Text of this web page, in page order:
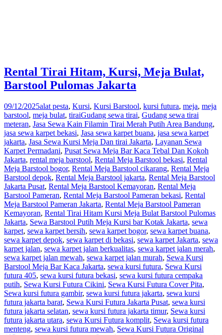
Rental Tirai Hitam, Kursi, Meja Bulat,
Barstool Pulomas Jakarta
09/12/2025alat pesta, Kursi, Kursi Barstool, kursi futura, meja, meja
barstool, meja bulat, tiraiGudang sewa tirai, Gudang sewa tirai
meteran, Jasa Sewa Kain Filamin Tirai Merah Putih Area Bandung,
jasa sewa karpet bekasi, Jasa sewa karpet buana, jasa sewa karpet
jakarta, Jasa Sewa Kursi Meja Dan tirai Jakarta, Layanan Sewa
Karpet Permadani, Pusat Sewa Meja Bar Kaca Tebal Dan Kokoh
Jakarta, rental meja barstool, Rental Meja Barstool bekasi, Rental
Meja Barstool bogor, Rental Meja Barstool cikarang, Rental Meja
Barstool depok, Rental Meja Barstool jakarta, Rental Meja Barstool
Jakarta Pusat, Rental Meja Barstool Kemayoran, Rental Meja
Barstool Pameran, Rental Meja Barstool Pameran bekasi, Rental
Meja Barstool Pameran Jakarta, Rental Meja Barstool Pameran
Kemayoran, Rental Tirai Hitam Kursi Meja Bulat Barstool Pulomas
Jakarta, Sewa Barstool Putih Meja Kursi bar Kotak Jakarta, sewa
karpet, sewa karpet bersih, sewa karpet bogor, sewa karpet buana,
sewa karpet depok, sewa karpet di bekasi, sewa karpet Jakarta, sewa
karpet jalan, sewa karpet jalan berkualitas, sewa karpet jalan merah,
sewa karpet jalan mewah, sewa karpet jalan murah, Sewa Kursi
Barstool Meja Bar Kaca Jakarta, sewa kursi futura, Sewa Kursi
futura 405, sewa kursi futura bekasi, sewa kursi futura cempaka
putih, Sewa Kursi Futura Cikini, Sewa Kursi Futura Cover Pita,
Sewa kursi futura gambir, sewa kursi futura jakarta, sewa kursi
futura jakarta barat, Sewa Kursi Futura Jakarta Pusat, sewa kursi
futura jakarta selatan, sewa kursi futura jakarta timur, Sewa kursi
futura jakarta utara, sewa Kursi Futura komplit, Sewa kursi futura
menteng, sewa kursi futura mewah, Sewa Kursi Futura Original